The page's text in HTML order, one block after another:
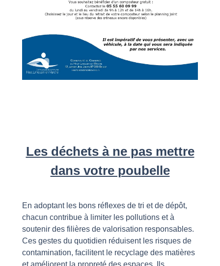
Les déchets à ne pas mettre
dans votre poubelle
En adoptant les bons réflexes de tri et de dépôt,
chacun contribue à limiter les pollutions et à
soutenir des filières de valorisation responsables.
Ces gestes du quotidien réduisent les risques de
contamination, facilitent le recyclage des matières
et améliorent la propreté des espaces. Ils